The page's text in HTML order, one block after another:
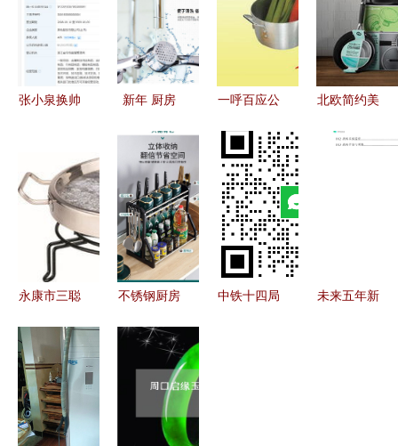
张小泉换帅
掌舵，厨具
卫具业务成
为新焦点
新年 厨房
意小工具大
号压蒜器厨
具
一呼百应公
具卫具行业
动态与优选
指南
北欧简约美
永康市三聪
盘全系列产
品一览
不锈钢厨房
功能收纳神
器的实用指
中铁十四局
未来五年新